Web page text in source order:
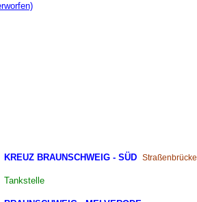
KREUZ BRAUNSCHWEIG - SÜD Straßenbrücke
Tankstelle